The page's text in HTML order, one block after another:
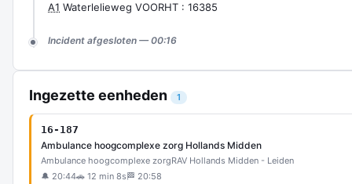
A1 Waterlelieweg VOORHT : 16385
Incident afgesloten — 00:16
Ingezette eenheden 1
16-187
Ambulance hoogcomplexe zorg Hollands Midden
Ambulance hoogcomplexe zorgRAV Hollands Midden - Leiden
🔔 20:44🚗 12 min 8s 🏁 20:58